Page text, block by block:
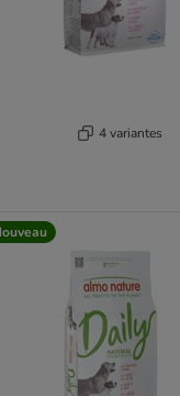
4 variantes